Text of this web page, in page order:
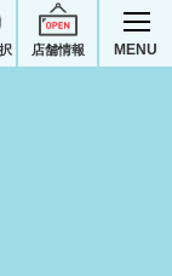
店舗情報 MENU